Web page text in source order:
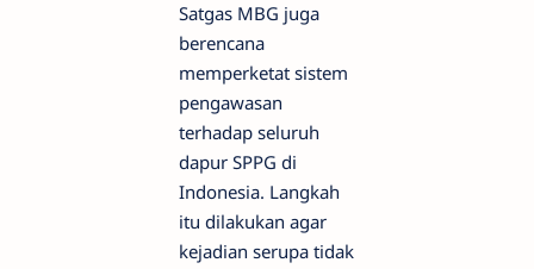
Satgas MBG juga
berencana
memperketat sistem
pengawasan
terhadap seluruh
dapur SPPG di
Indonesia. Langkah
itu dilakukan agar
kejadian serupa tidak